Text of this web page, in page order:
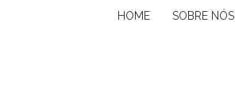
HOME SOBRE NÓS